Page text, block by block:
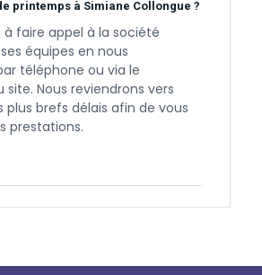
printemps à Simiane Collongue ?
à faire appel à la société
équipes en nous
téléphone ou via le
site. Nous reviendrons vers
plus brefs délais afin de vous
prestations.